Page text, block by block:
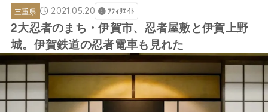
三重県 2021.05.20 ｱﾌｨﾘｴｲﾄ
2大忍者のまち・伊賀市、忍者屋敷と伊賀上野
城。伊賀鉄道の忍者電車も見れた